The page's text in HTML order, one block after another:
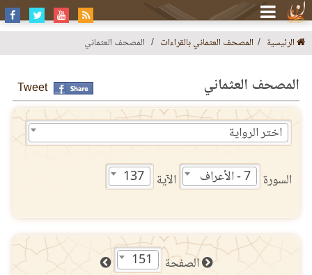
الرئيسية المصحف العثماني بالقراءات المصحف العثماني
المصحف العثماني Tweet
اختر الرواية
السورة 7 - الأعراف الآية 137
الصفحة 151